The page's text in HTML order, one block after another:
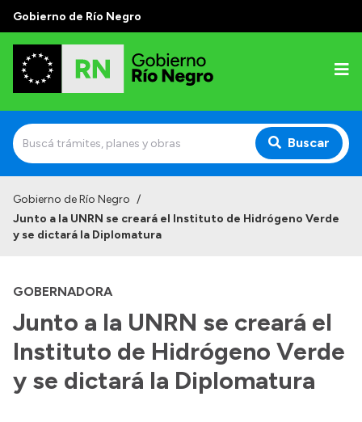
Gobierno de Río Negro
Buscar
Autoridades
Autoridades y Organismos
Discursos en la Legislatura
Casa de Gobierno
Acerca de Río Negro
Gobierno de Río Negro /
Junto a la UNRN se creará el Instituto de Hidrógeno Verde
y se dictará la Diplomatura
GOBERNADORA
Junto a la UNRN se creará el
Instituto de Hidrógeno Verde
y se dictará la Diplomatura